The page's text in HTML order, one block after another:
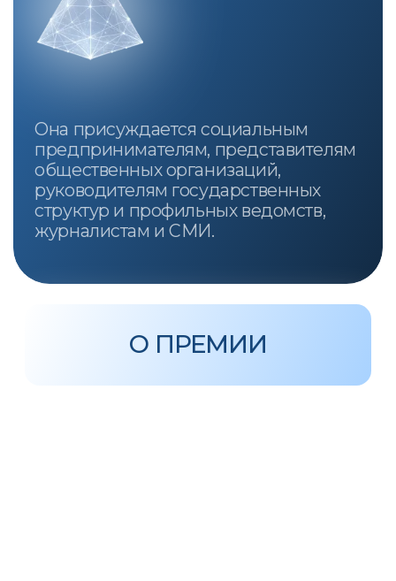
«Наше будущее» могут быть
воспроизведены в любых средствах
массовой информации при условии
наличия активной ссылки на
Публичная оферта
Согласие на обработку персональных
данных
Согласие на получение рекламно-
информационных рассылок